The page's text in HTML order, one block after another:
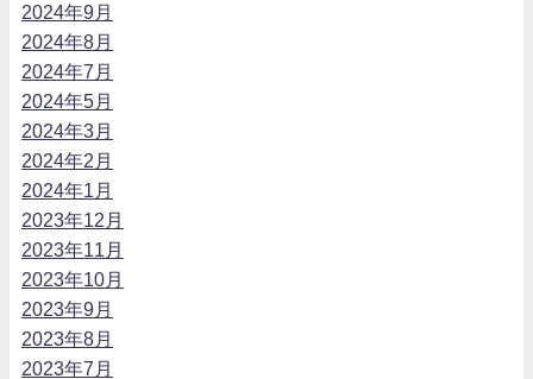
2024年9月
2024年8月
2024年7月
2024年5月
2024年3月
2024年2月
2024年1月
2023年12月
2023年11月
2023年10月
2023年9月
2023年8月
2023年7月